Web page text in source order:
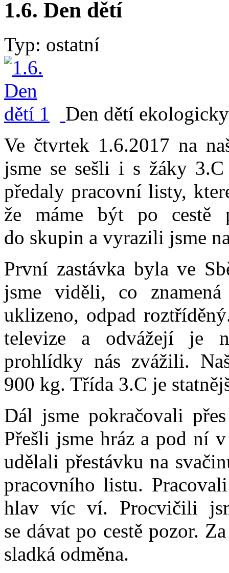
1.6. Den dětí
Typ: ostatní
Den dětí ekologicky
Ve čtvrtek 1.6.2017 na
jsme se sešli i s žáky
předaly pracovní listy,
že máme být po cestě
do skupin a vyrazili jsme
První zastávka byla ve
jsme viděli, co
uklizeno, odpad
televize a odvážejí je
prohlídky nás zvážili.
900 kg. Třída 3.C je
Dál jsme pokračovali
Přešli jsme hráz a pod ní
udělali přestávku na
pracovního listu.
hlav víc ví. Procvičili
se dávat po cestě pozor.
sladká odměna.